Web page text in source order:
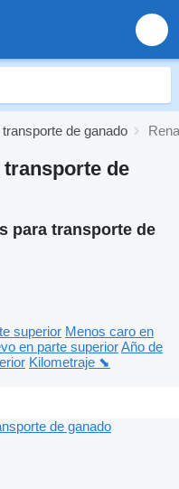
de ganado
de
para transporte de
superior Menos caro en
en parte superiorAño de
Kilometraje ⬊